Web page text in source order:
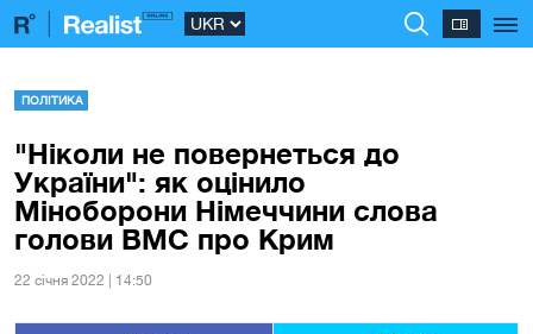
ПОЛІТИКА
"Ніколи не повернеться до
України": як оцінило
Міноборони Німеччини слова
голови ВМС про Крим
22 сiчня 2022 | 14:50